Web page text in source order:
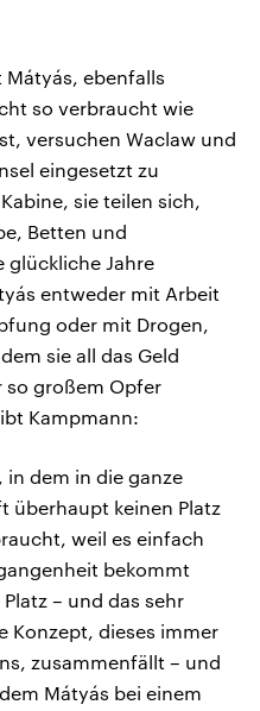
Mátyás, ebenfalls
so verbraucht wie
versuchen Waclaw und
eingesetzt zu
sie teilen sich,
Betten und
glückliche Jahre
entweder mit Arbeit
oder mit Drogen,
sie all das Geld
so großem Opfer
Kampmann:
in dem in die ganze
überhaupt keinen Platz
weil es einfach
bekommt
– und das sehr
Konzept, dieses immer
zusammenfällt – und
Mátyás bei einem